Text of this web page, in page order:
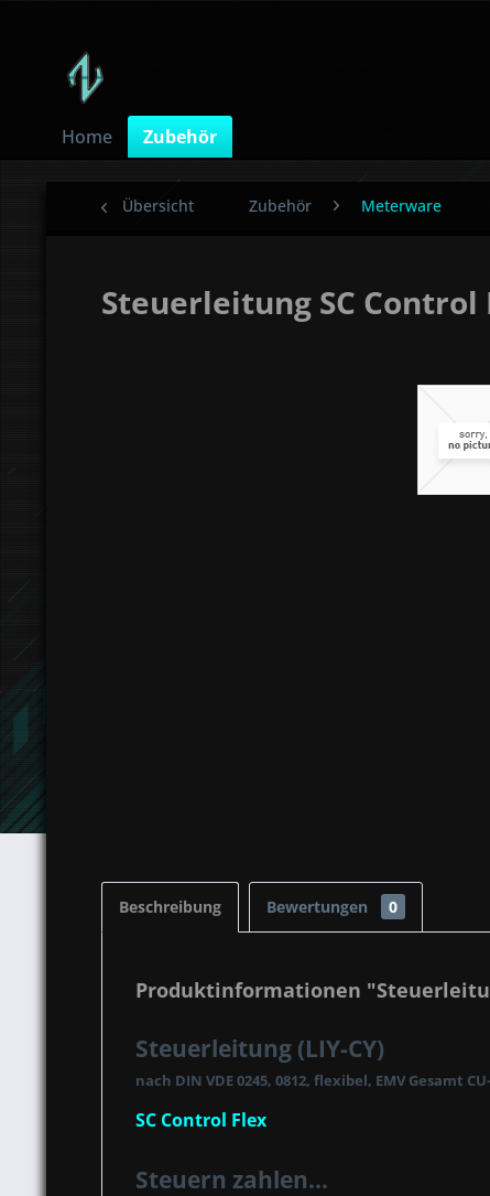
Home Zubehör
Übersicht Zubehör Meterware
Steuerleitung SC Control
Beschreibung Bewertungen 0
Produktinformationen
Steuerleitung (LIY-CY)
nach DIN VDE 0245, 0812, flexibel, EMV Gesamt
SC Control Flex
Steuern zahlen...